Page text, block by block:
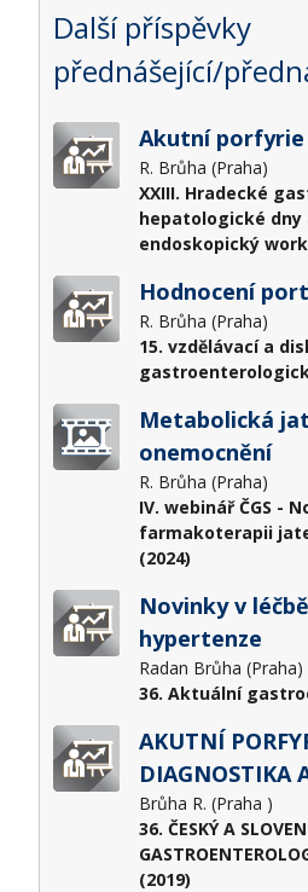
Další příspěvky
přednášející/
Akutní porfyrie
R. Brůha (Praha)
XXIII. Hradecké
hepatologické dny
endoskopický
Hodnocení
R. Brůha (Praha)
15. vzdělávací a
Metabolická
onemocnění
R. Brůha (Praha)
IV. webinář ČGS -
farmakoterapii
(2024)
Novinky v
hypertenze
Radan Brůha (Praha)
36. Aktuální
AKUTNÍ
DIAGNOSTIKA
Brůha R. (Praha )
36. ČESKÝ A
(2019)